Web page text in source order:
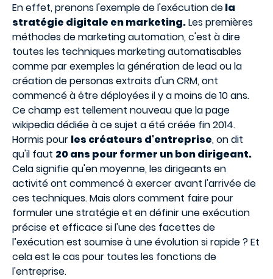
En effet, prenons l'exemple de l'exécution dela
stratégie digitale en marketing.Les premières
méthodes de marketing automation, c'est à dire
toutes les techniques marketing automatisables
comme par exemples la génération de lead ou la
création de personas extraits d'un CRM, ont
commencé à être déployées il y a moins de 10 ans.
Ce champ est tellement nouveau que la page
wikipedia dédiée à ce sujet a été créée fin 2014.
Hormis pour les créateurs d'entreprise, on dit
qu'il faut 20 ans pour former un bon dirigeant.
Cela signifie qu'en moyenne, les dirigeants en
activité ont commencé à exercer avant l'arrivée de
ces techniques. Mais alors comment faire pour
formuler une stratégie et en définir une exécution
précise et efficace si l'une des facettes de
l’exécution est soumise à une évolution si rapide ? Et
cela est le cas pour toutes les fonctions de
l'entreprise.